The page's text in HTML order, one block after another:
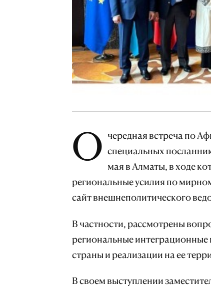
О чередная встреча по
специальных
мая в Алматы, в ходе
региональные усилия по
сайт внешнеполитического
В частности, рассмотрены
региональные
страны и реализации на ее
В своем выступлении